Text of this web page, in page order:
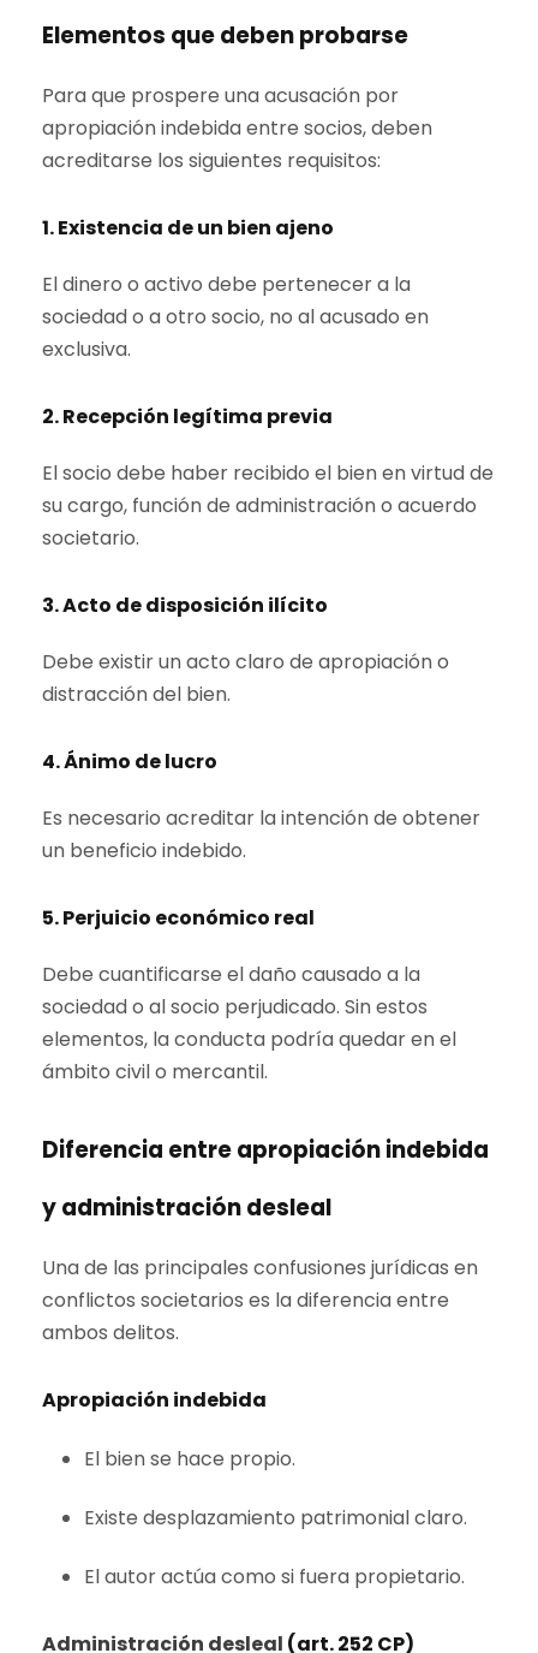
Elementos que deben probarse
Para que prospere una acusación por
apropiación indebida entre socios, deben
acreditarse los siguientes requisitos:
1. Existencia de un bien ajeno
El dinero o activo debe pertenecer a la
sociedad o a otro socio, no al acusado en
exclusiva.
2. Recepción legítima previa
El socio debe haber recibido el bien en virtud de
su cargo, función de administración o acuerdo
societario.
3. Acto de disposición ilícito
Debe existir un acto claro de apropiación o
distracción del bien.
4. Ánimo de lucro
Es necesario acreditar la intención de obtener
un beneficio indebido.
5. Perjuicio económico real
Debe cuantificarse el daño causado a la
sociedad o al socio perjudicado. Sin estos
elementos, la conducta podría quedar en el
ámbito civil o mercantil.
Diferencia entre apropiación indebida
y administración desleal
Una de las principales confusiones jurídicas en
conflictos societarios es la diferencia entre
ambos delitos.
Apropiación indebida
El bien se hace propio.
Existe desplazamiento patrimonial claro.
El autor actúa como si fuera propietario.
Administración desleal (art. 252 CP)